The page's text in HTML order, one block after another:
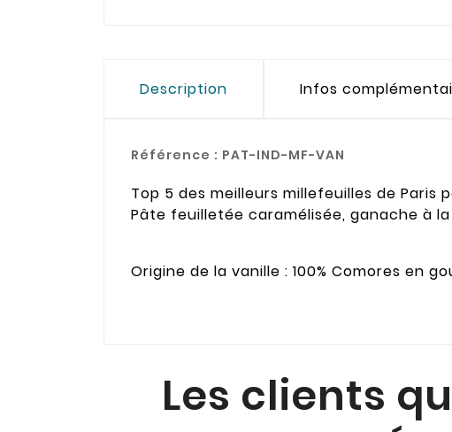
Description Infos
Référence : PAT-IND-MF-VAN
Top 5 des meilleurs millefeuilles de Paris
Pâte feuilletée caramélisée, ganache à
Origine de la vanille : 100% Comores en
Les clients